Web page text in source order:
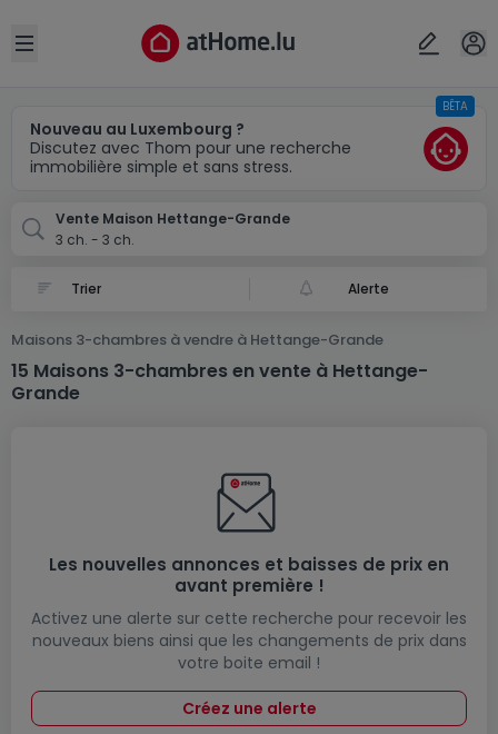
Open sidebar
Nouveau au Luxembourg ?
Discutez avec Thom pour une recherche
immobilière simple et sans stress.
BÊTA
Vente Maison Hettange-Grande
3 ch. - 3 ch.
Alerte
Maisons 3-chambres à vendre à Hettange-Grande
15 Maisons 3-chambres en vente à Hettange-
Grande
Les nouvelles annonces et baisses de prix en
avant première !
Activez une alerte sur cette recherche pour recevoir les
nouveaux biens ainsi que les changements de prix dans
votre boite email !
Créez une alerte
Localité(s)
Annuler OK